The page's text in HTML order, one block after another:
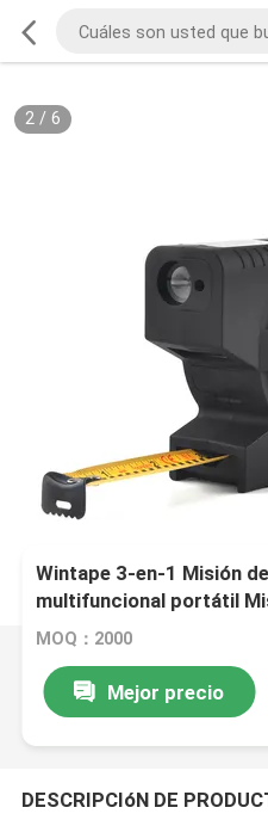
2/ 6
Wintape 3-en-1 Misión
multifuncional portátil
portátil y fácil de manejar
MOQ：2000
Mejor precio
DESCRIPCIóN DE